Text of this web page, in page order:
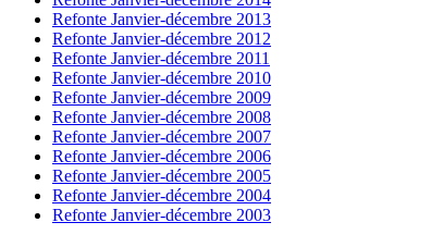
Refonte Janvier-décembre 2013
Refonte Janvier-décembre 2012
Refonte Janvier-décembre 2011
Refonte Janvier-décembre 2010
Refonte Janvier-décembre 2009
Refonte Janvier-décembre 2008
Refonte Janvier-décembre 2007
Refonte Janvier-décembre 2006
Refonte Janvier-décembre 2005
Refonte Janvier-décembre 2004
Refonte Janvier-décembre 2003